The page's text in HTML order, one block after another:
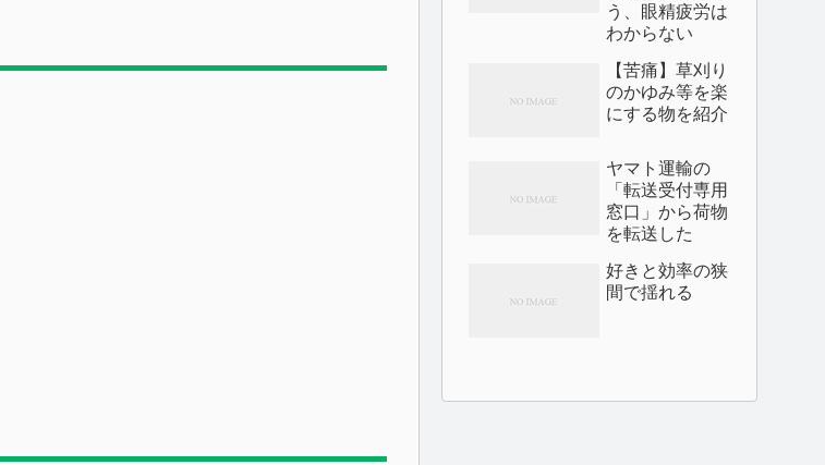
う、眼精疲労は
わからない
【苦痛】草刈り
のかゆみ等を楽
にする物を紹介
ヤマト運輸の
「転送受付専用
窓口」から荷物
を転送した
好きと効率の狭
間で揺れる